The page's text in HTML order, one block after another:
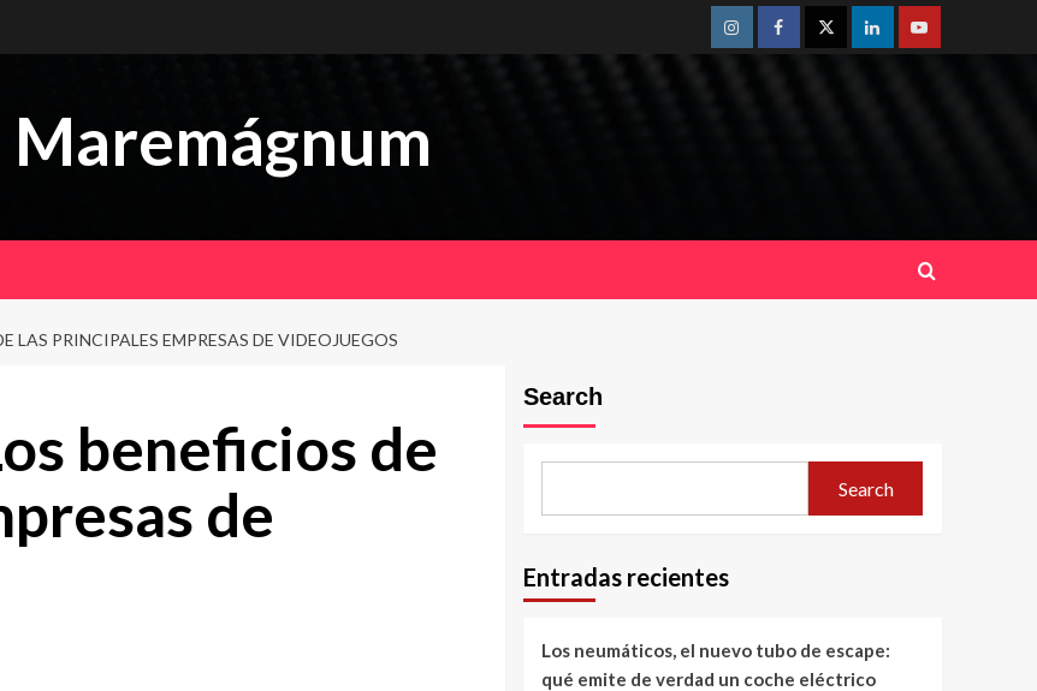
InstagramFacebookTwitterLinkedinYoutube
Maremágnum
LAS PRINCIPALES EMPRESAS DE VIDEOJUEGOS
beneficios de
de
Search
Search
Entradas recientes
Los neumáticos, el nuevo tubo de escape:
qué emite de verdad un coche eléctrico